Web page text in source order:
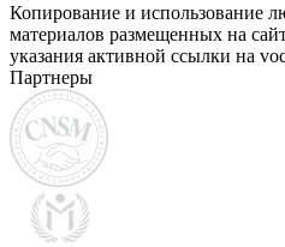
Копирование и использование
материалов размещенных на
указания активной ссылки на
Партнеры